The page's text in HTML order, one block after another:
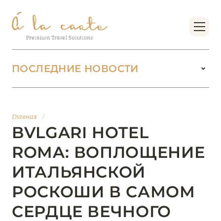
Главная /
BVLGARI HOTEL
ROMA: ВОПЛОЩЕНИЕ
ИТАЛЬЯНСКОЙ
РОСКОШИ В САМОМ
СЕРДЦЕ ВЕЧНОГО
ПОСЛЕДНИЕ НОВОСТИ
БУТИК-КУРОРТЫ МАЛЬДИВСКИХ ОСТРОВОВ
Подробнее
01 июня 2026
JUMEIRAH OLHAHALI ISLAND MALDIVES: ВАШ
ОАЗИС ТЕПЛА И ИЗЫСКАННОСТИ